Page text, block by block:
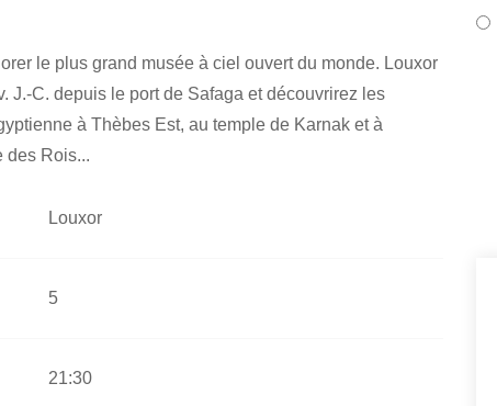
le plus grand musée à ciel ouvert du monde. Louxor
J.-C. depuis le port de Safaga et découvrirez les
à Thèbes Est, au temple de Karnak et à
des Rois...
Louxor
5
21:30